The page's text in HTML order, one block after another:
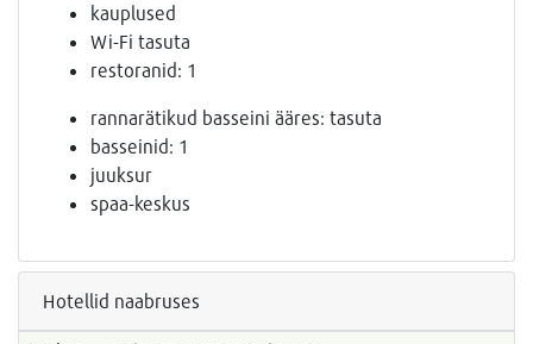
kauplused
Wi-Fi tasuta
restoranid: 1
rannarätikud basseini ääres: tasuta
basseinid: 1
juuksur
spaa-keskus
Hotellid naabruses